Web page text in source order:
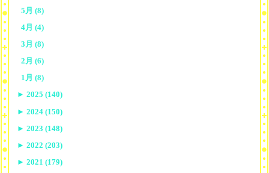
5月 (8)
4月 (4)
3月 (8)
2月 (6)
1月 (8)
► 2025 (140)
► 2024 (150)
► 2023 (148)
► 2022 (203)
► 2021 (179)